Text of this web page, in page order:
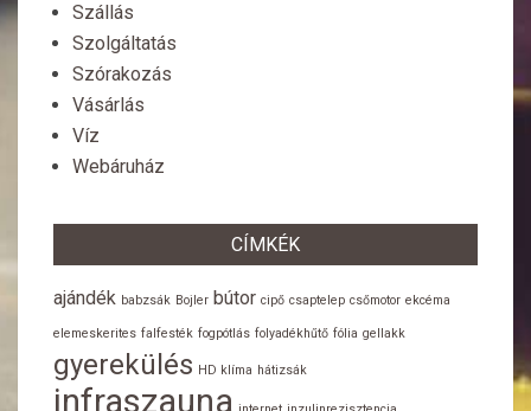
Szállás
Szolgáltatás
Szórakozás
Vásárlás
Víz
Webáruház
CÍMKÉK
ajándék babzsák Bojler bútor cipő csaptelep csőmotor ekcéma
elemeskerites falfesték fogpótlás folyadékhűtő fólia gellakk
gyerekülés HD klíma hátizsák
infraszauna